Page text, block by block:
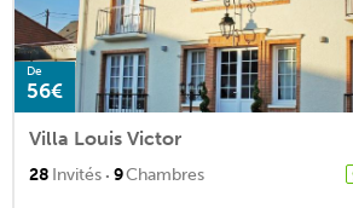
De
56€
Villa Louis Victor
28 Invités · 9Chambres